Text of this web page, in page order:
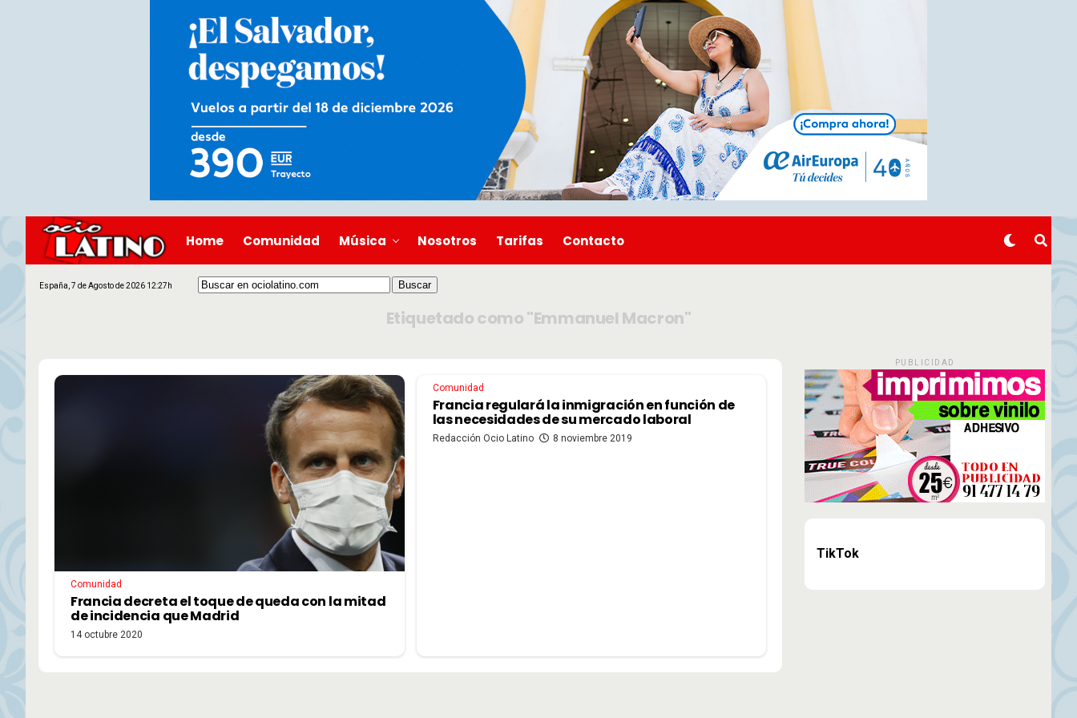
Home Comunidad Música Nosotros Tarifas Contacto
España, 7 de Agosto de 2026 12:27h
Etiquetado como "Emmanuel Macron"
Comunidad
Francia decreta el toque de queda con la mitad
de incidencia que Madrid
14 octubre 2020
Comunidad
Francia regulará la inmigración en función de
las necesidades de su mercado laboral
Redacción Ocio Latino 8 noviembre 2019
PUBLICIDAD
TikTok